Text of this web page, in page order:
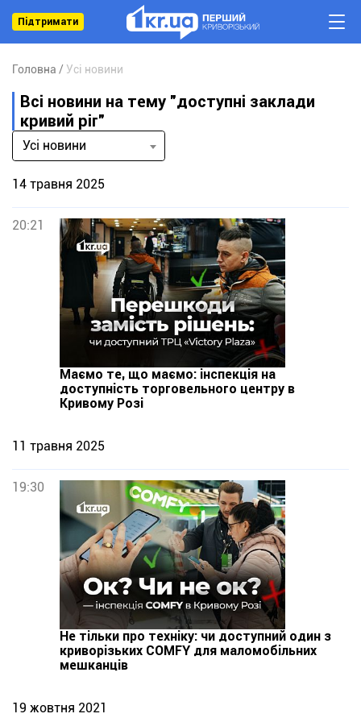
Підтримати
Головна Усі новини
Всі новини на тему "доступні заклади
кривий ріг"
Усі новини
14 травня 2025
20:21
Маємо те, що маємо: інспекція на
доступність торговельного центру в
Кривому Розі
11 травня 2025
19:30
Не тільки про техніку: чи доступний один з
криворізьких COMFY для маломобільних
мешканців
19 жовтня 2021